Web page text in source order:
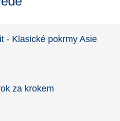
- Klasické pokrmy Asie
za krokem